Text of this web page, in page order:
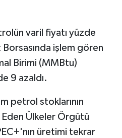
varil fiyatı yüzde
işlem gören
Birimi (MMBtu)
9 azaldı.
petrol stoklarının
Ülkeler Örgütü
üretimi tekrar